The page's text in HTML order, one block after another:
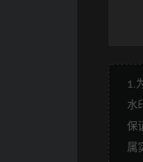
1.
水
保
属